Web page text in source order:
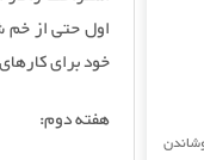
اول حتی از خم
خود برای
هفته دوم: